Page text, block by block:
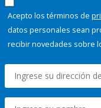
Acepto los términos de
datos personales sean
recibir novedades sobre